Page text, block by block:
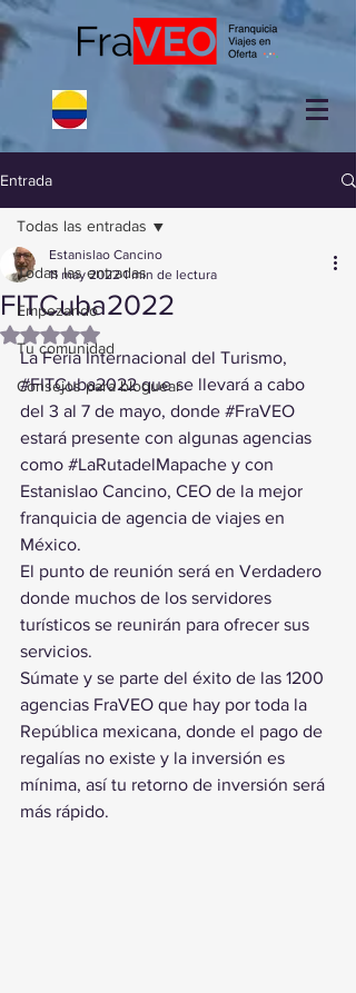
Entrada
Todas las entradas
Empezando
Tu comunidad
Consejos para bloguear
Todas las entradas
FITCuba2022
Estanislao Cancino
11 may 2022 1 min de lectura
Obtuvo NaN de 5 estrellas.
La Feria Internacional del Turismo,
#FITCuba2022 que se llevará a cabo
del 3 al 7 de mayo, donde #FraVEO
estará presente con algunas agencias
como #LaRutadelMapache y con
Estanislao Cancino, CEO de la mejor
franquicia de agencia de viajes en
México.
El punto de reunión será en Verdadero
donde muchos de los servidores
turísticos se reunirán para ofrecer sus
servicios.
Súmate y se parte del éxito de las 1200
agencias FraVEO que hay por toda la
República mexicana, donde el pago de
regalías no existe y la inversión es
mínima, así tu retorno de inversión será
más rápido.